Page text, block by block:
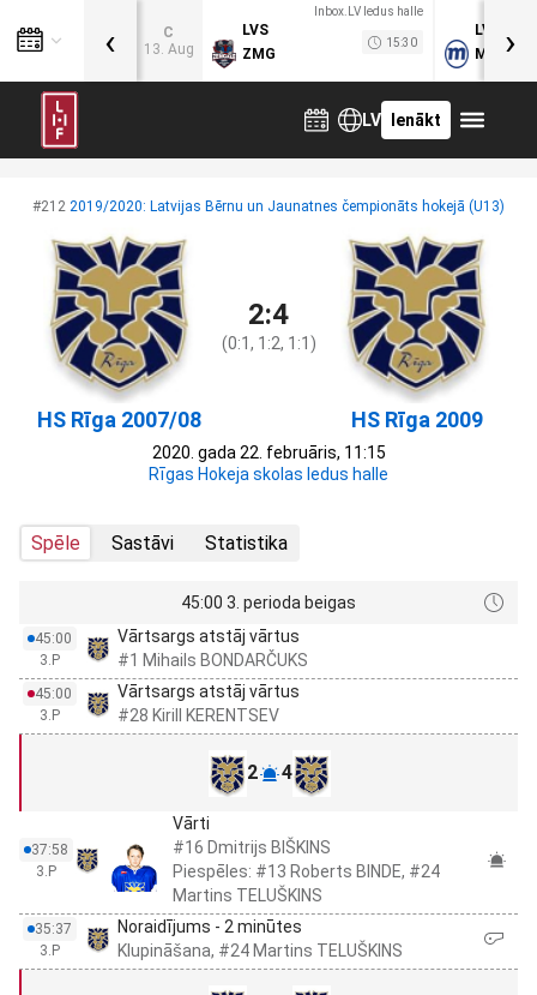
C
13. Aug
Inbox.LV ledus halle
LVS
ZMG
15:30
LVB
MOG
‹ ›
LV Ienākt
#212 2019/2020: Latvijas Bērnu un Jaunatnes čempionāts hokejā (U13)
HS Rīga 2007/08
2:4
(0:1, 1:2, 1:1)
HS Rīga 2009
2020. gada 22. februāris, 11:15
Rīgas Hokeja skolas ledus halle
Spēle Sastāvi Statistika
45:00 3. perioda beigas
45:00
3.P
Vārtsargs atstāj vārtus
#1 Mihails BONDARČUKS
45:00
3.P
Vārtsargs atstāj vārtus
#28 Kirill KERENTSEV
2 4
37:58
3.P
Vārti
#16 Dmitrijs BIŠKINS
Piespēles: #13 Roberts BINDE, #24
Martins TELUŠKINS
35:37
3.P
Noraidījums - 2 minūtes
Klupināšana, #24 Martins TELUŠKINS